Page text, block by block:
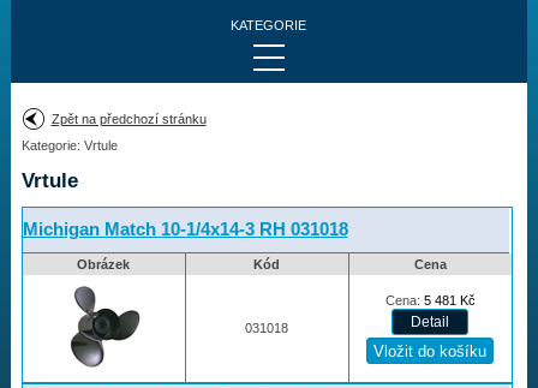
KATEGORIE
Provedení:
Výrobce:
Drážky na hřídeli:
Najít vrtuli
Zpět na předchozí stránku
Kategorie: Vrtule
Vrtule
Michigan Match 10-1/4x14-3 RH 031018
Obrázek Kód Cena
031018
Cena: 5 481 Kč